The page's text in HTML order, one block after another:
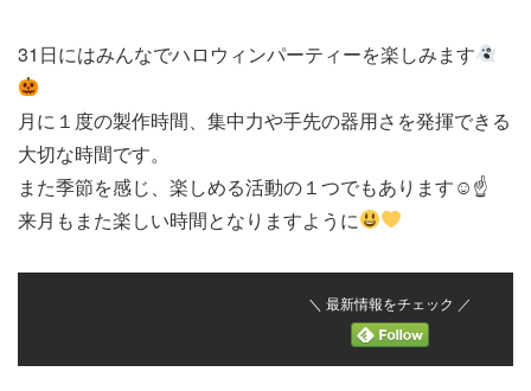
31日にはみんなでハロウィンパーティーを楽しみます
月に１度の製作時間、集中力や手先の器用さを発揮できる
大切な時間です。
また季節を感じ、楽しめる活動の１つでもあります☺☝
来月もまた楽しい時間となりますように
＼ 最新情報をチェック ／